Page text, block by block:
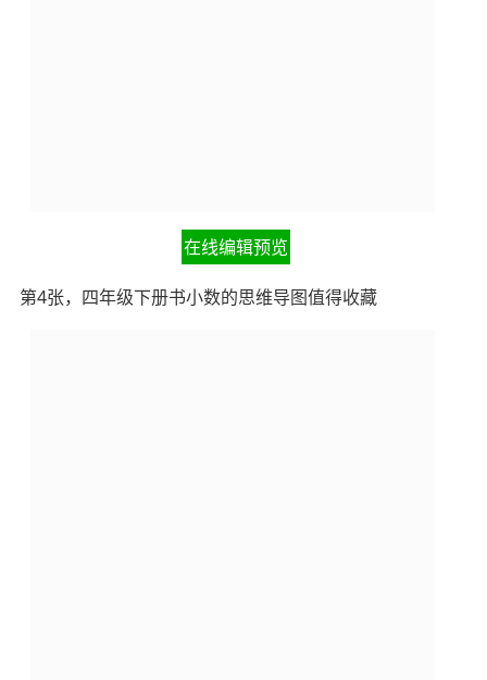
在线编辑预览
第4张，四年级下册书小数的思维导图值得收藏